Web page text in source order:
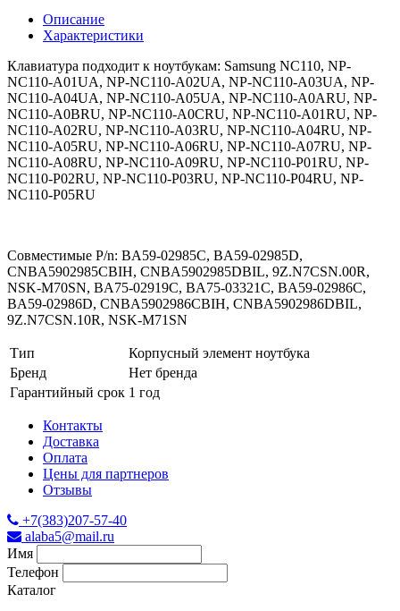
Описание
Характеристики
Клавиатура подходит к ноутбукам: Samsung NC110, NP-
NC110-A01UA, NP-NC110-A02UA, NP-NC110-A03UA, NP-
NC110-A04UA, NP-NC110-A05UA, NP-NC110-A0ARU, NP-
NC110-A0BRU, NP-NC110-A0CRU, NP-NC110-A01RU, NP-
NC110-A02RU, NP-NC110-A03RU, NP-NC110-A04RU, NP-
NC110-A05RU, NP-NC110-A06RU, NP-NC110-A07RU, NP-
NC110-A08RU, NP-NC110-A09RU, NP-NC110-P01RU, NP-
NC110-P02RU, NP-NC110-P03RU, NP-NC110-P04RU, NP-
NC110-P05RU
Совместимые P/n: BA59-02985C, BA59-02985D,
CNBA5902985CBIH, CNBA5902985DBIL, 9Z.N7CSN.00R,
NSK-M70SN, BA75-02919C, BA75-03321C, BA59-02986C,
BA59-02986D, CNBA5902986CBIH, CNBA5902986DBIL,
9Z.N7CSN.10R, NSK-M71SN
Тип
Корпусный элемент ноутбука
Бренд
Нет бренда
Гарантийный срок 1 год
Контакты
Доставка
Оплата
Цены для партнеров
Отзывы
+7(383)207-57-40
alaba5@mail.ru
Имя
Телефон
Каталог